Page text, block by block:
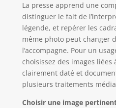
La presse apprend une
distinguer le fait de
légende, et repérer les
même photo peut changer
l’accompagne. Pour un
choisissez des images liées
clairement daté et
plusieurs traitements
Choisir une image